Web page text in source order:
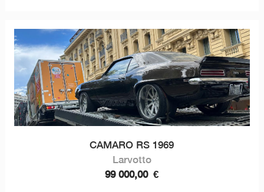
CAMARO RS 1969
Larvotto
99 000,00 €